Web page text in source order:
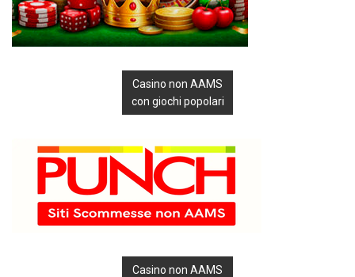
Casino non AAMS
con giochi popolari
Casino non AAMS